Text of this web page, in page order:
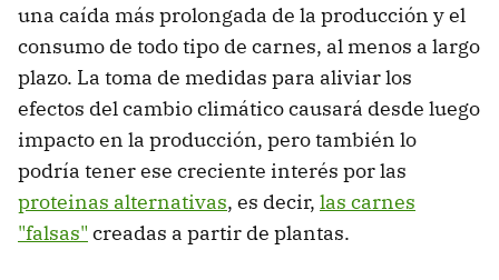
una caída más prolongada de la producción y el
consumo de todo tipo de carnes, al menos a largo
plazo. La toma de medidas para aliviar los
efectos del cambio climático causará desde luego
impacto en la producción, pero también lo
podría tener ese creciente interés por las
proteinas alternativas, es decir, las carnes
"falsas" creadas a partir de plantas.